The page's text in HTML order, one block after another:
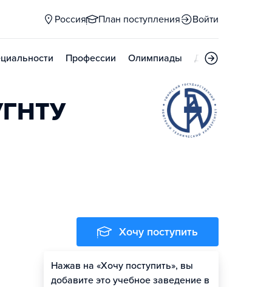
Россия План поступления Войти
Профессии Олимпиады Дни открытых
Хочу поступить
Нажав на «Хочу поступить», вы
добавите это учебное заведение в
Оценить шансы